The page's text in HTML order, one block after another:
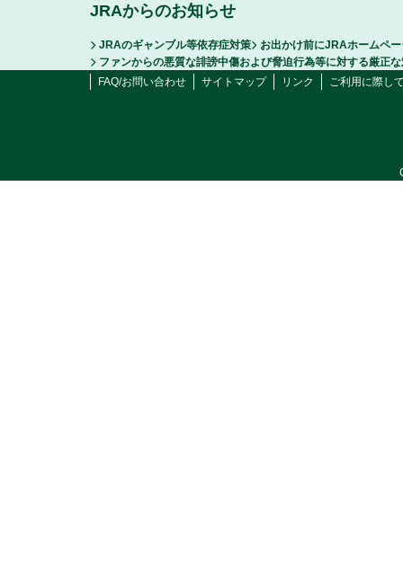
JRAからのお知らせ
JRAのギャンブル等依存症対策
お出かけ前にJRAホームペ
ファンからの悪質な誹謗中傷および脅迫行為等に対する厳正
FAQ/お問い合わせ
サイトマップ リンク ご利用に際し